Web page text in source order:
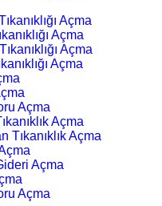
Açma
Açma
Açma
Açma
Açma
Açma
Tıkanıklık Açma
Açma
Açma